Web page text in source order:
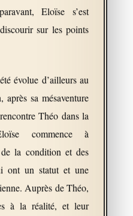
Eloïse s’est
sur les points
évolue d’ailleurs au
après sa mésaventure
Théo dans la
commence à
la condition et des
ont un statut et une
Auprès de Théo,
à la réalité, et leur